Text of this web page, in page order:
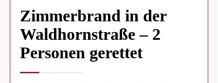
Zimmerbrand in der
Waldhornstraße – 2
Personen gerettet